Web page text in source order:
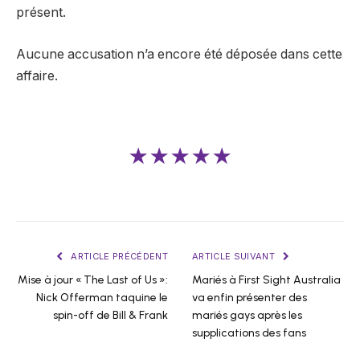
présent.
Aucune accusation n’a encore été déposée dans cette
affaire.
★★★★★
ARTICLE PRÉCÉDENT
Mise à jour « The Last of Us »:
Nick Offerman taquine le
spin-off de Bill & Frank
ARTICLE SUIVANT
Mariés à First Sight Australia
va enfin présenter des
mariés gays après les
supplications des fans